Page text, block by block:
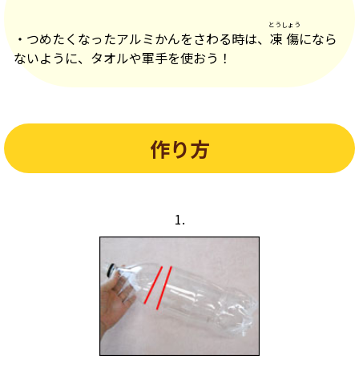
・つめたくなったアルミかんをさわる時は、 凍傷
とうしょう
になら
ないように、タオルや軍手を使おう！
作り方
1.